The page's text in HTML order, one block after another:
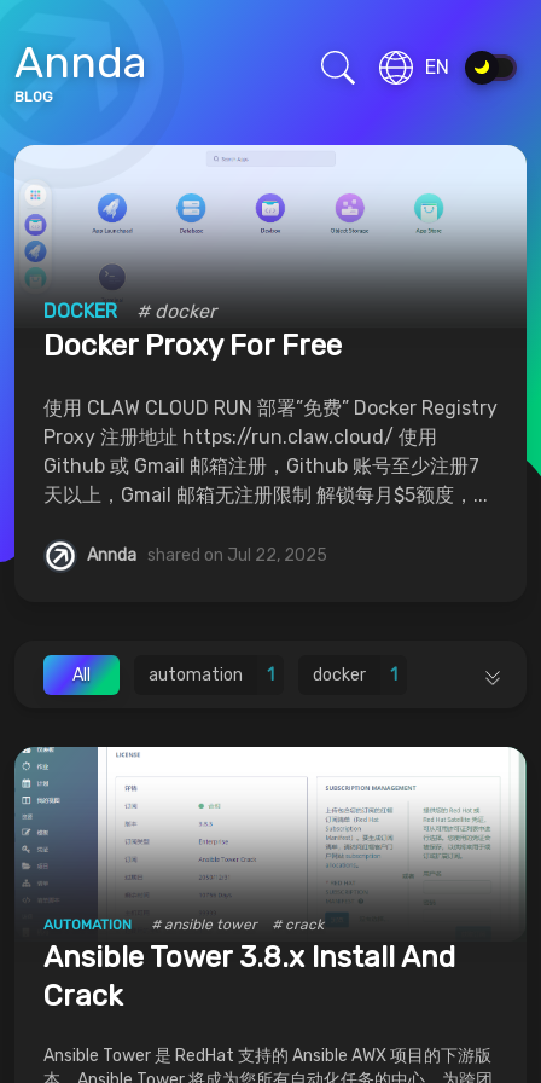
Annda
BLOG
EN
DOCKER # docker
Docker Proxy For Free
使用 CLAW CLOUD RUN 部署”免费” Docker Registry
Proxy 注册地址 https://run.claw.cloud/ 使用
Github 或 Gmail 邮箱注册，Github 账号至少注册7
天以上，Gmail 邮箱无注册限制 解锁每月$5额度，...
Annda shared on Jul 22, 2025
All automation 1 docker 1
ansible 1
AUTOMATION # ansible tower # crack
Ansible Tower 3.8.x Install And
Crack
Ansible Tower 是 RedHat 支持的 Ansible AWX 项目的下游版
2 3 3
HOME
ARCHIVES
TAGS